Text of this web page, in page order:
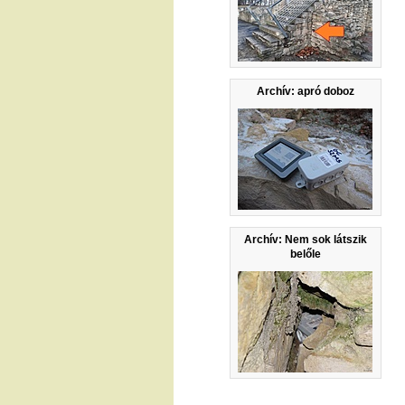
Archív: apró doboz
Archív: Nem sok látszik
belőle